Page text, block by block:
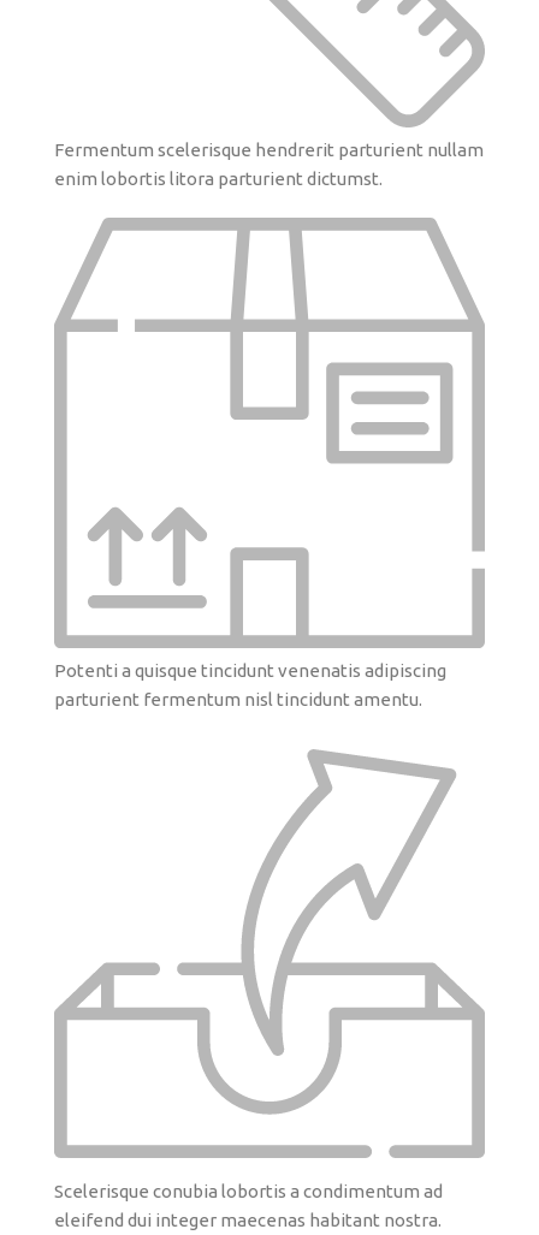
Fermentum scelerisque hendrerit parturient nullam
enim lobortis litora parturient dictumst.
Potenti a quisque tincidunt venenatis adipiscing
parturient fermentum nisl tincidunt amentu.
Scelerisque conubia lobortis a condimentum ad
eleifend dui integer maecenas habitant nostra.